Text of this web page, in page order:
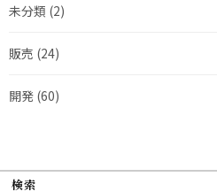
未分類 (2)
販売 (24)
開発 (60)
検索